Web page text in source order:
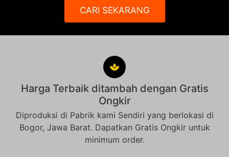
CARI SEKARANG
Harga Terbaik ditambah dengan Gratis
Ongkir
Diproduksi di Pabrik kami Sendiri yang berlokasi di
Bogor, Jawa Barat. Dapatkan Gratis Ongkir untuk
minimum order.